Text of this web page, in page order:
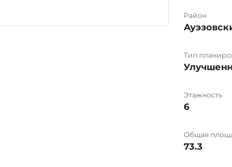
Район
Тип
Этажность
6
Общая
73.3